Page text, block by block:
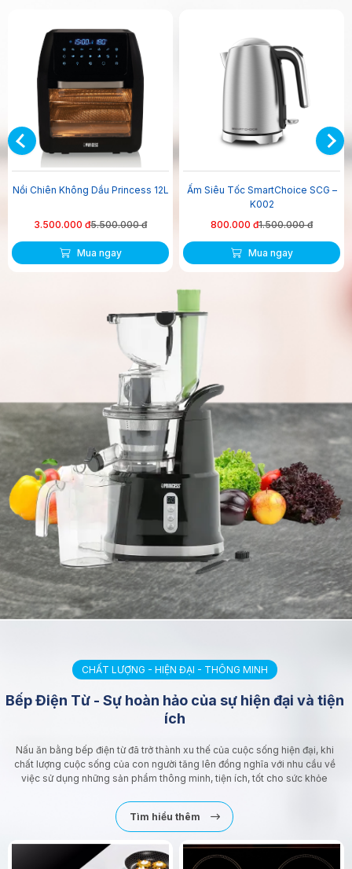
Không Dầu Princess 12L
đ5.500.000 đ
Mua ngay
Ấm Siêu Tốc SmartChoice SCG –
800.000 đ1.500.000 đ
Mua ngay
-10%
CHẤT LƯỢNG - HIỆN ĐẠI - THÔNG MINH
Bếp Điện Từ - Sự hoàn hảo của sự hiện đại và tiện
ích
Nấu ăn bằng bếp điện từ đã trở thành xu thế của cuộc sống hiện đại, khi
chất lượng cuộc sống của con người tăng lên đồng nghĩa với nhu cầu về
việc sử dụng những sản phẩm thông minh, tiện ích, tốt cho sức khỏe
Tìm hiểu thêm